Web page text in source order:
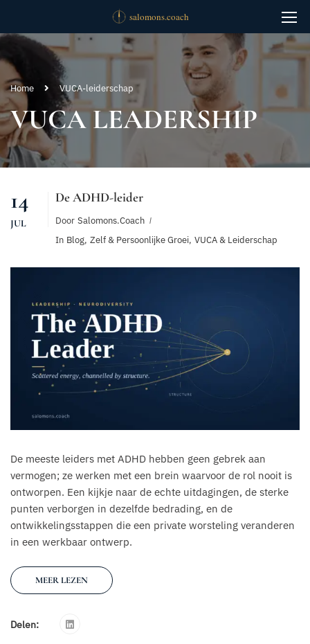
Home VUCA-leiderschap
VUCA LEADERSHIP
14
JUL
De ADHD-leider
Door Salomons.coach
In Blog, Zelf & Persoonlijke Groei, VUCA & Leiderschap
De meeste leiders met ADHD hebben geen gebrek aan
vermogen; ze werken met een brein waarvoor de rol nooit is
ontworpen. Een kijkje naar de echte uitdagingen, de sterke
punten verborgen in dezelfde bedrading, en de
ontwikkelingsstappen die een private worsteling veranderen
in een werkbaar ontwerp.
MEER LEZEN
Delen: